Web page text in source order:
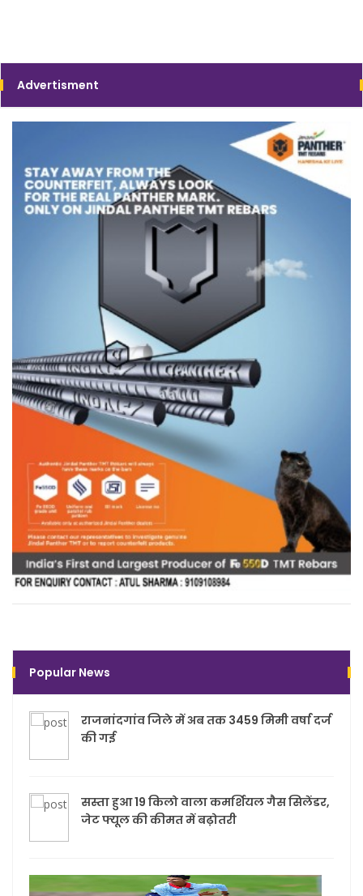
Advertisment
Popular News
राजनांदगांव जिले में अब तक 3459 मिमी वर्षा दर्ज
की गई
सस्ता हुआ 19 किलो वाला कमर्शियल गैस सिलेंडर,
जेट फ्यूल की कीमत में बढ़ोतरी